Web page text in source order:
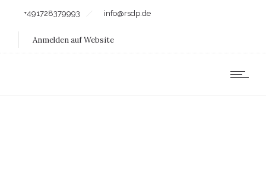
+491728379993 info@rsdp.de
Anmelden auf Website